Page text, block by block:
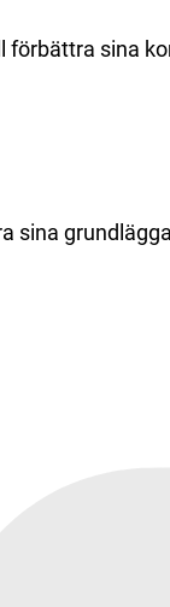
förbättra sina
sina